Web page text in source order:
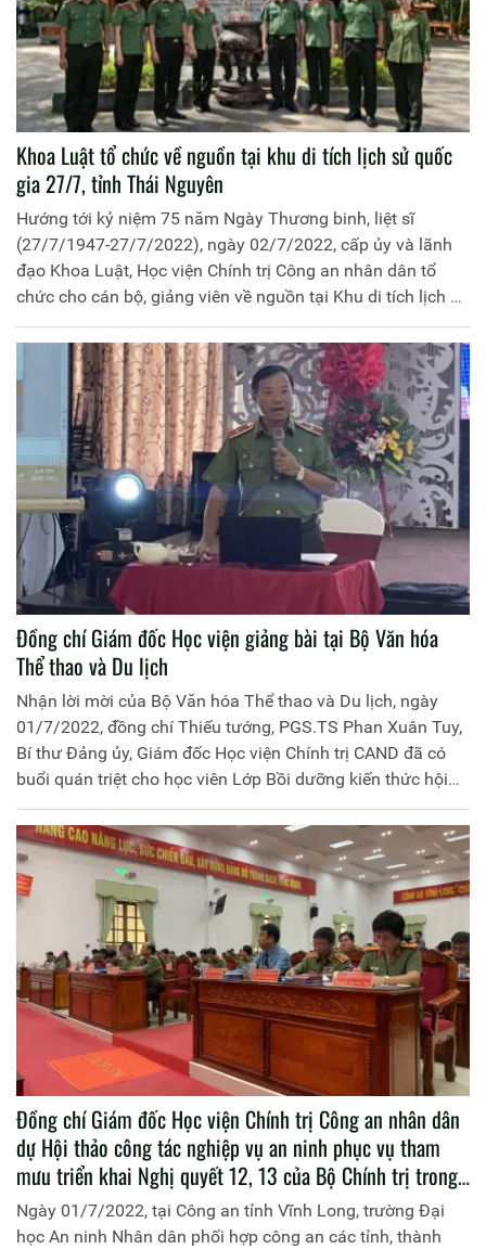
Khoa Luật tổ chức về nguồn tại khu di tích lịch sử quốc
gia 27/7, tỉnh Thái Nguyên
Hướng tới kỷ niệm 75 năm Ngày Thương binh, liệt sĩ
(27/7/1947-27/7/2022), ngày 02/7/2022, cấp ủy và lãnh
đạo Khoa Luật, Học viện Chính trị Công an nhân dân tổ
chức cho cán bộ, giảng viên về nguồn tại Khu di tích lịch sử
quốc gia 27/7 tại thị trấn Hùng Sơn, huyện Đại Từ, tỉnh
Thái Nguyên. Tham gia chương trình về nguồn có đại diện
lãnh đạo và cán bộ Văn phòng Học viện, Phòng Chính trị
thuộc Học viện Chính trị Công an nhân dân, đại diện học
viên lớp Cao cấp lý luận chính trị Khóa 17, mở tại Công an
tỉnh Thái Nguyên.
Đồng chí Giám đốc Học viện giảng bài tại Bộ Văn hóa
Thể thao và Du lịch
Nhận lời mời của Bộ Văn hóa Thể thao và Du lịch, ngày
01/7/2022, đồng chí Thiếu tướng, PGS.TS Phan Xuân Tuy,
Bí thư Đảng ủy, Giám đốc Học viện Chính trị CAND đã có
buổi quán triệt cho học viên Lớp Bồi dưỡng kiến thức hội
nhập quốc tế năm 2022 những nội dung về các quan điểm
chỉ đạo, những quyết sách lớn của Chính phủ trong hội
nhập kinh tế quốc tế và thách thức an ninh văn hóa đặt ra
trong bối cảnh toàn cầu hóa và hội nhập quốc tế hiện nay.
Đồng chí Giám đốc Học viện Chính trị Công an nhân dân
dự Hội thảo công tác nghiệp vụ an ninh phục vụ tham
mưu triển khai Nghị quyết 12, 13 của Bộ Chính trị trong
Công an nhân dân trên địa bàn chiến lược Tây Nam Bộ
Ngày 01/7/2022, tại Công an tỉnh Vĩnh Long, trường Đại
học An ninh Nhân dân phối hợp công an các tỉnh, thành